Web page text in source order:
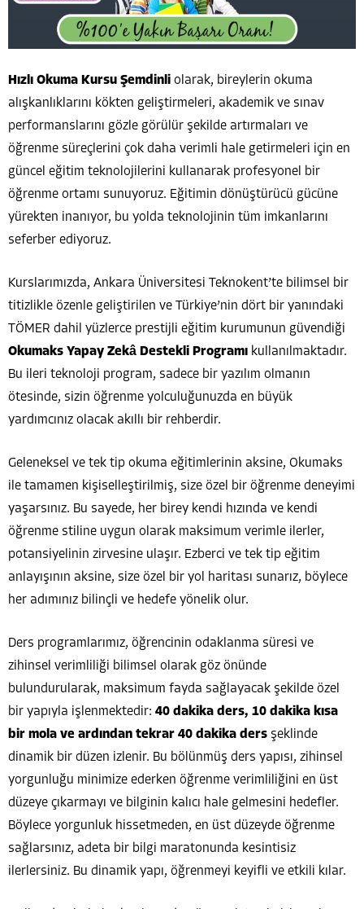
Hızlı Okuma Kursu Şemdinli olarak, bireylerin okuma
alışkanlıklarını kökten geliştirmeleri, akademik ve sınav
performanslarını gözle görülür şekilde artırmaları ve
öğrenme süreçlerini çok daha verimli hale getirmeleri için en
güncel eğitim teknolojilerini kullanarak profesyonel bir
öğrenme ortamı sunuyoruz. Eğitimin dönüştürücü gücüne
yürekten inanıyor, bu yolda teknolojinin tüm imkanlarını
seferber ediyoruz.
Kurslarımızda, Ankara Üniversitesi Teknokent’te bilimsel bir
titizlikle özenle geliştirilen ve Türkiye’nin dört bir yanındaki
TÖMER dahil yüzlerce prestijli eğitim kurumunun güvendiği
Okumaks Yapay Zekâ Destekli Programı kullanılmaktadır.
Bu ileri teknoloji program, sadece bir yazılım olmanın
ötesinde, sizin öğrenme yolculuğunuzda en büyük
yardımcınız olacak akıllı bir rehberdir.
Geleneksel ve tek tip okuma eğitimlerinin aksine, Okumaks
ile tamamen kişiselleştirilmiş, size özel bir öğrenme deneyimi
yaşarsınız. Bu sayede, her birey kendi hızında ve kendi
öğrenme stiline uygun olarak maksimum verimle ilerler,
potansiyelinin zirvesine ulaşır. Ezberci ve tek tip eğitim
anlayışının aksine, size özel bir yol haritası sunarız, böylece
her adımınız bilinçli ve hedefe yönelik olur.
Ders programlarımız, öğrencinin odaklanma süresi ve
zihinsel verimliliği bilimsel olarak göz önünde
bulundurularak, maksimum fayda sağlayacak şekilde özel
bir yapıyla işlenmektedir: 40 dakika ders, 10 dakika kısa
bir mola ve ardından tekrar 40 dakika ders şeklinde
dinamik bir düzen izlenir. Bu bölünmüş ders yapısı, zihinsel
yorgunluğu minimize ederken öğrenme verimliliğini en üst
düzeye çıkarmayı ve bilginin kalıcı hale gelmesini hedefler.
Böylece yorgunluk hissetmeden, en üst düzeyde öğrenme
sağlarsınız, adeta bir bilgi maratonunda kesintisiz
ilerlersiniz. Bu dinamik yapı, öğrenmeyi keyifli ve etkili kılar.